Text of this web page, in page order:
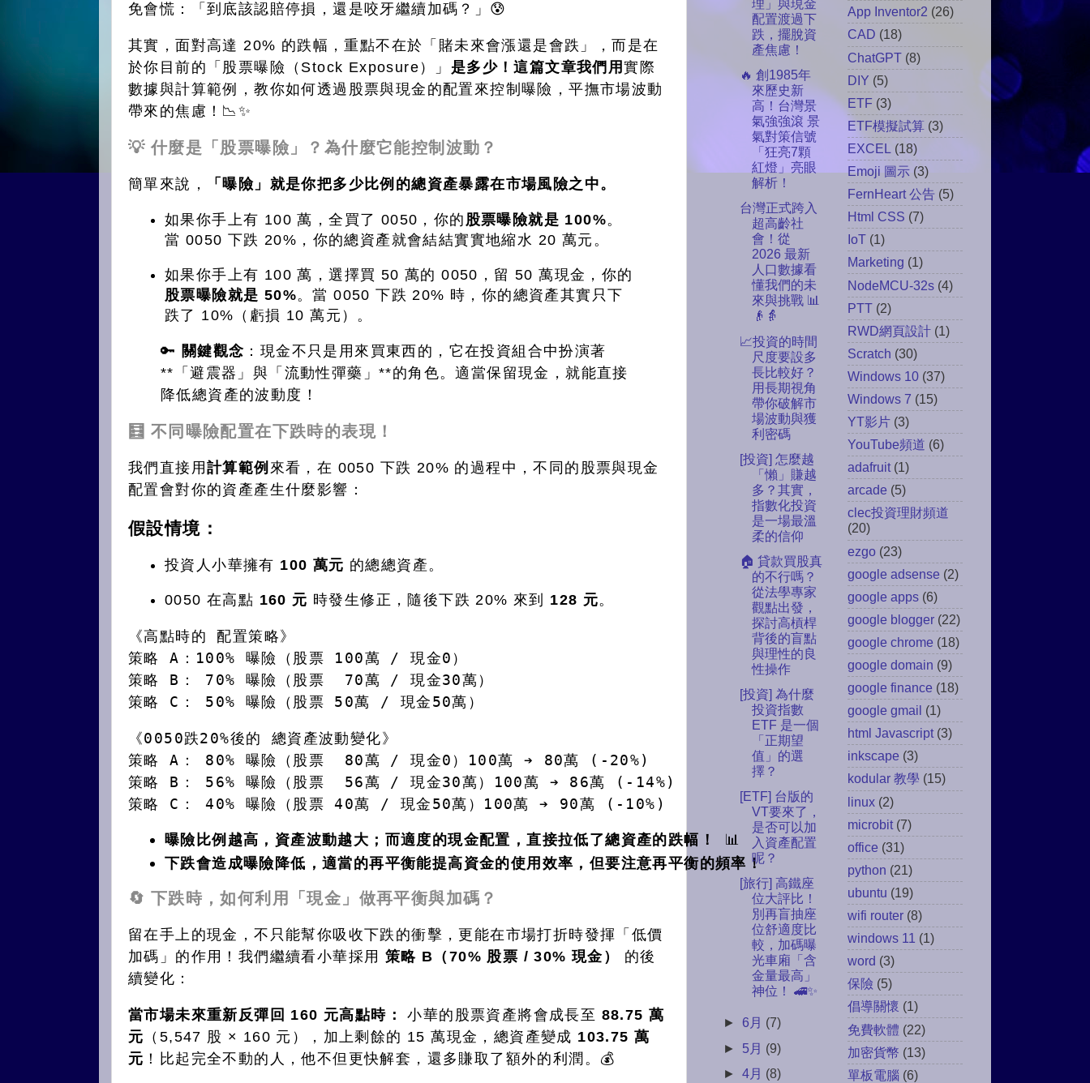
免會慌：「到底該認賠停損，還是咬牙繼續加碼？」😰
其實，面對高達 20% 的跌幅，重點不在於「賭未來會漲還是會跌」，而是在
於你目前的「股票曝險（Stock Exposure）」 是多少！這篇文章我們用實際
數據與計算範例，教你如何透過股票與現金的配置來控制曝險，平撫市場波動
帶來的焦慮！📉✨
💡 什麼是「股票曝險」？為什麼它能控制波動？
簡單來說， 「曝險」就是你把多少比例的總資產暴露在市場風險之中。
如果你手上有 100 萬，全買了 0050，你的 股票曝險就是 100%。
當 0050 下跌 20%，你的總資產就會結結實實地縮水 20 萬元。
如果你手上有 100 萬，選擇買 50 萬的 0050，留 50 萬現金，你的
股票曝險就是 50%。當 0050 下跌 20% 時，你的總資產其實只下
跌了 10%（虧損 10 萬元）。
🔑 關鍵觀念 ：現金不只是用來買東西的，它在投資組合中扮演著
**「避震器」與「流動性彈藥」**的角色。適當保留現金，就能直接
降低總資產的波動度！
🧮 不同曝險配置在下跌時的表現！
我們直接用 計算範例 來看，在 0050 下跌 20% 的過程中，不同的股票與現金
配置會對你的資產產生什麼影響：
假設情境：
投資人小華擁有 100 萬元 的總總資產。
0050 在高點 160 元 時發生修正，隨後下跌 20% 來到 128 元。
《高點時的 配置策略》
策略 A：100% 曝險（股票 100萬 / 現金0 ）
策略 B： 70% 曝險（股票  70萬 / 現金30萬）
策略 C： 50% 曝險（股票 50萬 / 現金50萬）
《0050跌20%後的 總資產波動變化》
策略 A： 80% 曝險（股票  80萬 / 現金0 ）100萬 ➔ 80萬 (-20%)
策略 B： 56% 曝險（股票  56萬 / 現金30萬）100萬 ➔ 86萬 (-14%)
策略 C： 40% 曝險（股票 40萬 / 現金50萬）100萬 ➔ 90萬 (-10%)
曝險比例越高，資產波動越大；而適度的現金配置，直接拉低了總資產的跌幅！
📊
下跌會造成曝險降低，適當的再平衡能提高資金的使用效率，但要注意再平衡的頻率！
🔄 下跌時，如何利用「現金」做再平衡與加碼？
留在手上的現金，不只能幫你吸收下跌的衝擊，更能在市場打折時發揮「低價
加碼」的作用！我們繼續看小華採用 策略 B（70% 股票 / 30% 現金）
的後
續變化：
當市場未來重新反彈回 160 元高點時： 小華的股票資產將會成長至 88.75 萬
元 （5,547 股 × 160 元），加上剩餘的 15 萬現金，總資產變成 103.75 萬
元 ！比起完全不動的人，他不但更快解套，還多賺取了額外的利潤。💰
理」與現金
配置渡過下
跌，擺脫資
產焦慮！
🔥 創1985年
來歷史新
高！台灣景
氣強強滾 景
氣對策信號
「狂亮7顆
紅燈」亮眼
解析！
台灣正式跨入
超高齡社
會！從
2026 最新
人口數據看
懂我們的未
來與挑戰 📊
👴👵
📈投資的時間
尺度要設多
長比較好？
用長期視角
帶你破解市
場波動與獲
利密碼
[投資] 怎麼越
「懶」賺越
多？其實，
指數化投資
是一場最溫
柔的信仰
🏠 貸款買股真
的不行嗎？
從法學專家
觀點出發，
探討高槓桿
背後的盲點
與理性的良
性操作
[投資] 為什麼
投資指數
ETF 是一個
「正期望
值」的選
擇？
[ETF] 台版的
VT要來了，
是否可以加
入資產配置
呢？
[旅行] 高鐵座
位大評比！
別再盲抽座
位舒適度比
較，加碼曝
光車廂「含
金量最高」
神位！ 🚄✨
► 6月 (7)
► 5月 (9)
►4月 (8)
App Inventor2 (26)
CAD (18)
ChatGPT (8)
DIY (5)
ETF (3)
ETF模擬試算 (3)
EXCEL (18)
Emoji 圖示 (3)
FernHeart 公告 (5)
Html CSS (7)
IoT (1)
Marketing (1)
NodeMCU-32s (4)
PTT (2)
RWD網頁設計 (1)
Scratch (30)
Windows 10 (37)
Windows 7 (15)
YT影片 (3)
YouTube頻道 (6)
adafruit (1)
arcade (5)
clec投資理財頻道
(20)
ezgo (23)
google adsense (2)
google apps (6)
google blogger (22)
google chrome (18)
google domain (9)
google finance (18)
google gmail (1)
html Javascript (3)
inkscape (3)
kodular 教學 (15)
linux (2)
microbit (7)
office (31)
python (21)
ubuntu (19)
wifi router (8)
windows 11 (1)
word (3)
保險 (5)
倡導關懷 (1)
免費軟體 (22)
加密貨幣 (13)
單板電腦 (6)